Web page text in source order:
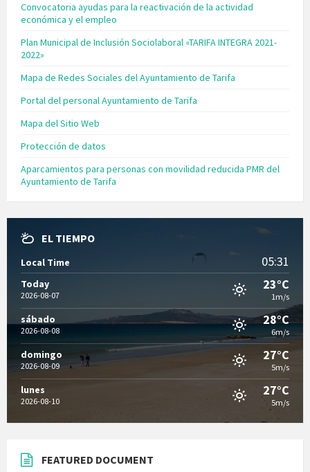
Convocatoria ayudas para la reactivación de la actividad
económica y el empleo
Plan Municipal de Inclusión Sociolaboral «TARIFA INTEGRA 2021-
2022»
Mapa de Redes Sociales del Ayuntamiento de Tarifa
Portal del personal Ayuntamiento de Tarifa
Mapa del Sitio Web
Protección de datos
Aparcamientos para personas con movilidad reducida PMR del
Ayuntamiento de Tarifa
EL TIEMPO
Local Time 05:31
Today
2026-08-07
23°C
1m/s
sábado
2026-08-08
28°C
6m/s
domingo
2026-08-09
27°C
5m/s
lunes
2026-08-10
27°C
5m/s
FEATURED DOCUMENT